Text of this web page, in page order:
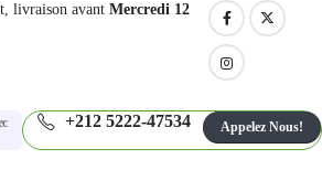
livraison avant Mercredi 12
+212 5222-47534 Appelez Nous!